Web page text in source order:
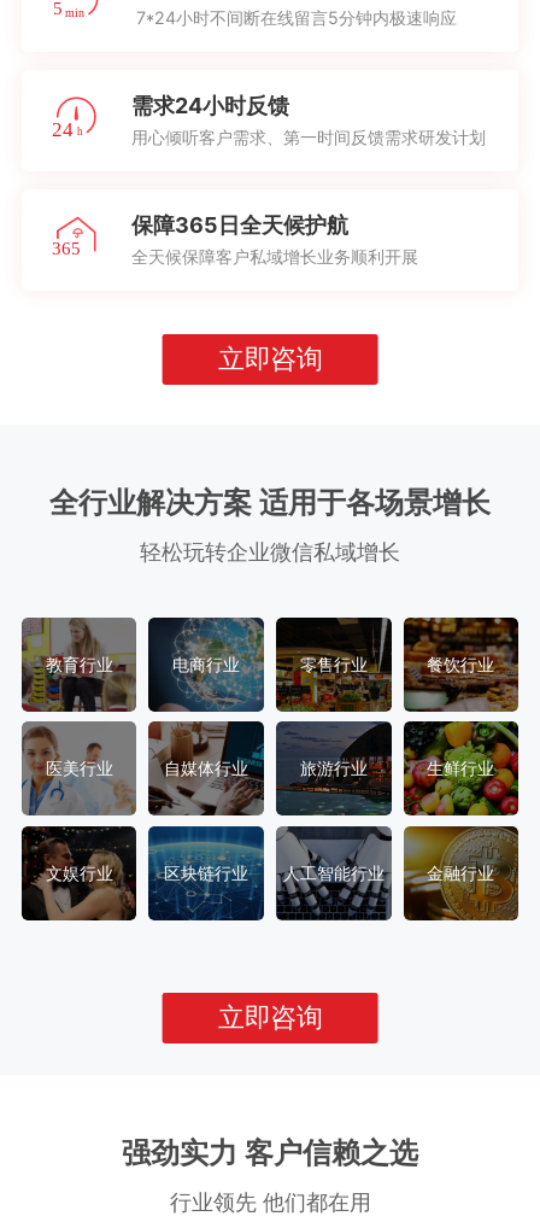
7*24小时不间断在线留言5分钟内极速响应
需求24小时反馈
用心倾听客户需求、第一时间反馈需求研发计划
保障365日全天候护航
全天候保障客户私域增长业务顺利开展
立即咨询
全行业解决方案 适用于各场景增长
轻松玩转企业微信私域增长
教育行业 电商行业 零售行业 餐饮行业
医美行业 自媒体行业 旅游行业 生鲜行业
文娱行业 区块链行业 人工智能行业 金融行业
立即咨询
强劲实力 客户信赖之选
行业领先 他们都在用